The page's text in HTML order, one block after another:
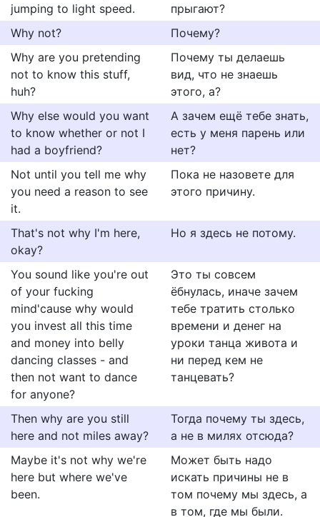
jumping to light speed.
прыгают?
Why not?
Почему?
Why are you pretending
not to know this stuff,
huh?
Почему ты делаешь
вид, что не знаешь
этого, а?
Why else would you want
to know whether or not I
had a boyfriend?
А зачем ещё тебе знать,
есть у меня парень или
нет?
Not until you tell me why
you need a reason to see
it.
Пока не назовете для
этого причину.
That's not why I'm here,
okay?
Но я здесь не потому.
You sound like you're out
of your fucking
mind'cause why would
you invest all this time
and money into belly
dancing classes - and
then not want to dance
for anyone?
Это ты совсем
ёбнулась, иначе зачем
тебе тратить столько
времени и денег на
уроки танца живота и
ни перед кем не
танцевать?
Then why are you still
here and not miles away?
Тогда почему ты здесь,
а не в милях отсюда?
Maybe it's not why we're
here but where we've
been.
Может быть надо
искать причины не в
том почему мы здесь, а
в том, где мы были.